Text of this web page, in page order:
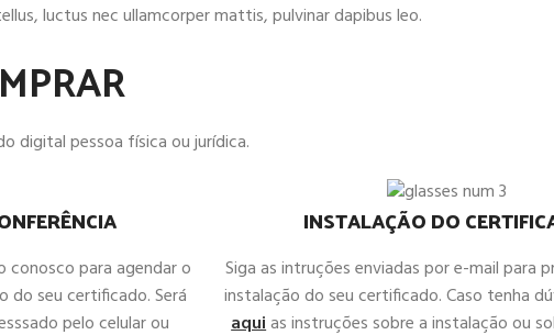
luctus nec ullamcorper mattis, pulvinar dapibus leo.
digital pessoa física ou jurídica.
para agendar o
do seu certificado. Será
pelo celular ou
INSTALAÇÃO DO
Siga as intruções enviadas por e-mail para
instalação do seu certificado. Caso tenha
aquias instruções sobre a instalação ou